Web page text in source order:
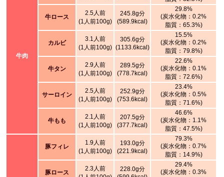
牛肉
牛ロース
2.5人前
(1人前100g)
245.8g分
(589.9kcal)
29.8%
(炭水化物：0.2%
脂質：65.3%)
カルビ
3.1人前
(1人前100g)
305.6g分
(1133.6kcal)
15.5%
(炭水化物：0.2%
脂質：79.8%)
牛タン
2.9人前
(1人前100g)
289.5g分
(778.7kcal)
22.6%
(炭水化物：0.1%
脂質：72.6%)
サーロイン
2.5人前
(1人前100g)
252.9g分
(753.6kcal)
23.4%
(炭水化物：0.5%
脂質：71.6%)
牛もも
2.1人前
(1人前100g)
207.5g分
(377.7kcal)
46.6%
(炭水化物：1.1%
脂質：47.5%)
豚フィレ
1.9人前
(1人前100g)
193.0g分
(221.9kcal)
79.3%
(炭水化物：0.7%
脂質：14.9%)
豚ロース
2.3人前
228.0g分
29.4%
(炭水化物：0.3%